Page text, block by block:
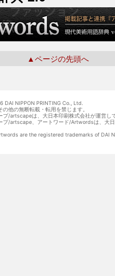
▲ページの先頭へ
DAI NIPPON PRINTING Co., Ltd.
の他の無断転載・転用を禁じます。
プ/artscapeは、大日本印刷株式会社が運営し
プ/artscape、アートワード/Artwordsは、大
are the registered trademarks of DAI